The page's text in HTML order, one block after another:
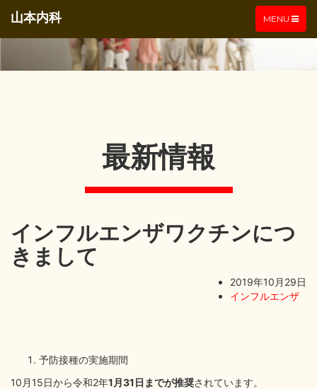
TOGGLE
NAVIGATION
MENU
山本内科
最新情報
インフルエンザワクチンにつ
きまして
2019年10月29日
インフルエンザ
予防接種の実施期間
10月15日から令和2年1 月31日までが推奨されています。